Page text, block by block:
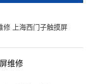
修
上海西门子触摸屏
维修